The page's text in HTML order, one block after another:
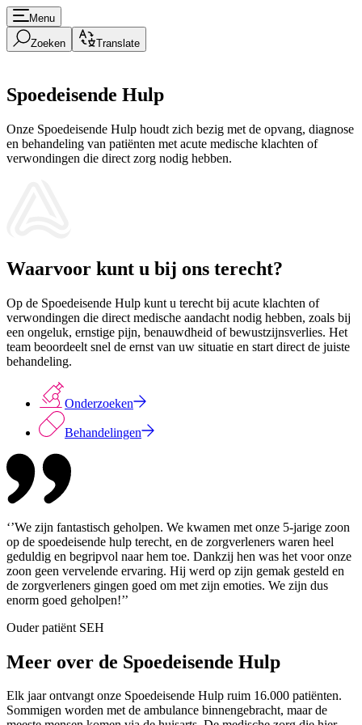
Menu
Zoeken Translate
Spoedeisende Hulp
Onze Spoedeisende Hulp houdt zich bezig met de opvang, diagnose
en behandeling van patiënten met acute medische klachten of
verwondingen die direct zorg nodig hebben.
Waarvoor kunt u bij ons terecht?
Op de Spoedeisende Hulp kunt u terecht bij acute klachten of
verwondingen die direct medische aandacht nodig hebben, zoals bij
een ongeluk, ernstige pijn, benauwdheid of bewustzijnsverlies. Het
team beoordeelt snel de ernst van uw situatie en start direct de juiste
behandeling.
Onderzoeken
Behandelingen
‘’We zijn fantastisch geholpen. We kwamen met onze 5-jarige zoon
op de spoedeisende hulp terecht, en de zorgverleners waren heel
geduldig en begripvol naar hem toe. Dankzij hen was het voor onze
zoon geen vervelende ervaring. Hij werd op zijn gemak gesteld en
de zorgverleners gingen goed om met zijn emoties. We zijn dus
enorm goed geholpen!’’
Ouder patiënt SEH
Meer over de Spoedeisende Hulp
Elk jaar ontvangt onze Spoedeisende Hulp ruim 16.000 patiënten.
Sommigen worden met de ambulance binnengebracht, maar de